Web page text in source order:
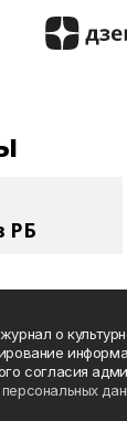
РБ
о
согласия